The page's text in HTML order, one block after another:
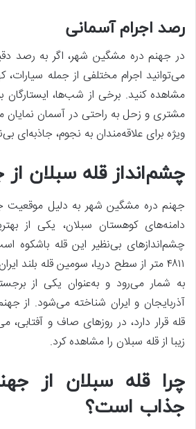
رصد اجرام آسمانی
در جهنم دره مشگین شهر، اگر به رصد
می‌توانید اجرام مختلفی از جمله سیارات،
مشاهده کنید. برخی از شب‌ها، ایستارگان
مشتری و زحل به راحتی در آسمان
ویژه برای علاقه‌مندان به نجوم، جاذبه‌ای
چشم‌انداز قله سبلان از
جهنم دره مشگین‌ شهر به دلیل موقعیت
دامنه‌های کوهستان سبلان، یکی از
چشم‌اندازهای بی‌نظیر این قله باشکوه
۴۸۱۱ متر از سطح دریا، سومین قله بلند
به شمار می‌رود و به‌عنوان یکی از
آذربایجان و ایران شناخته می‌شود. از
قله قرار دارد، در روزهای صاف و آفتابی،
زیبا از قله سبلان را مشاهده کرد.
چرا قله سبلان از
جذاب است؟